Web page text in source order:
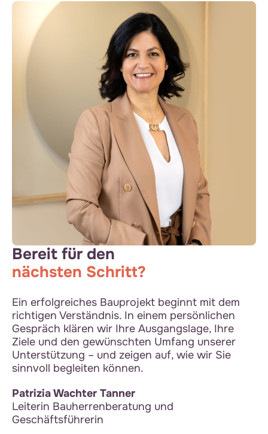
Bereit für den
nächsten Schritt?
Ein erfolgreiches Bauprojekt beginnt mit dem
richtigen Verständnis. In einem persönlichen
Gespräch klären wir Ihre Ausgangslage, Ihre
Ziele und den gewünschten Umfang unserer
Unterstützung – und zeigen auf, wie wir Sie
sinnvoll begleiten können.
Patrizia Wachter Tanner
Leiterin Bauherrenberatung und
Geschäftsführerin